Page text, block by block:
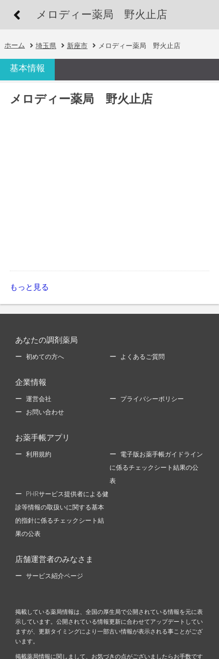
メロディー薬局 野火止店
ホーム 埼玉県 新座市 メロディー薬局 野火止店
基本情報
メロディー薬局 野火止店
もっと見る
あなたの調剤薬局
初めての方へ よくあるご質問
企業情報
運営会社 プライバシーポリシー
お問い合わせ
お薬手帳アプリ
利用規約 電子版お薬手帳ガイドライン
に係るチェックシート結果の公
表
PHRサービス提供者による健
診等情報の取扱いに関する基本
的指針に係るチェックシート結
果の公表
店舗運営者のみなさま
サービス紹介ページ
掲載している薬局情報は、全国の厚生局で公開されている情報を元に表
示しています。公開されている情報更新に合わせてアップデートしてい
ますが、更新タイミングにより一部古い情報が表示される事ことがござ
います。
掲載薬局情報に関しまして、お気づきの点がございましたらお手数です